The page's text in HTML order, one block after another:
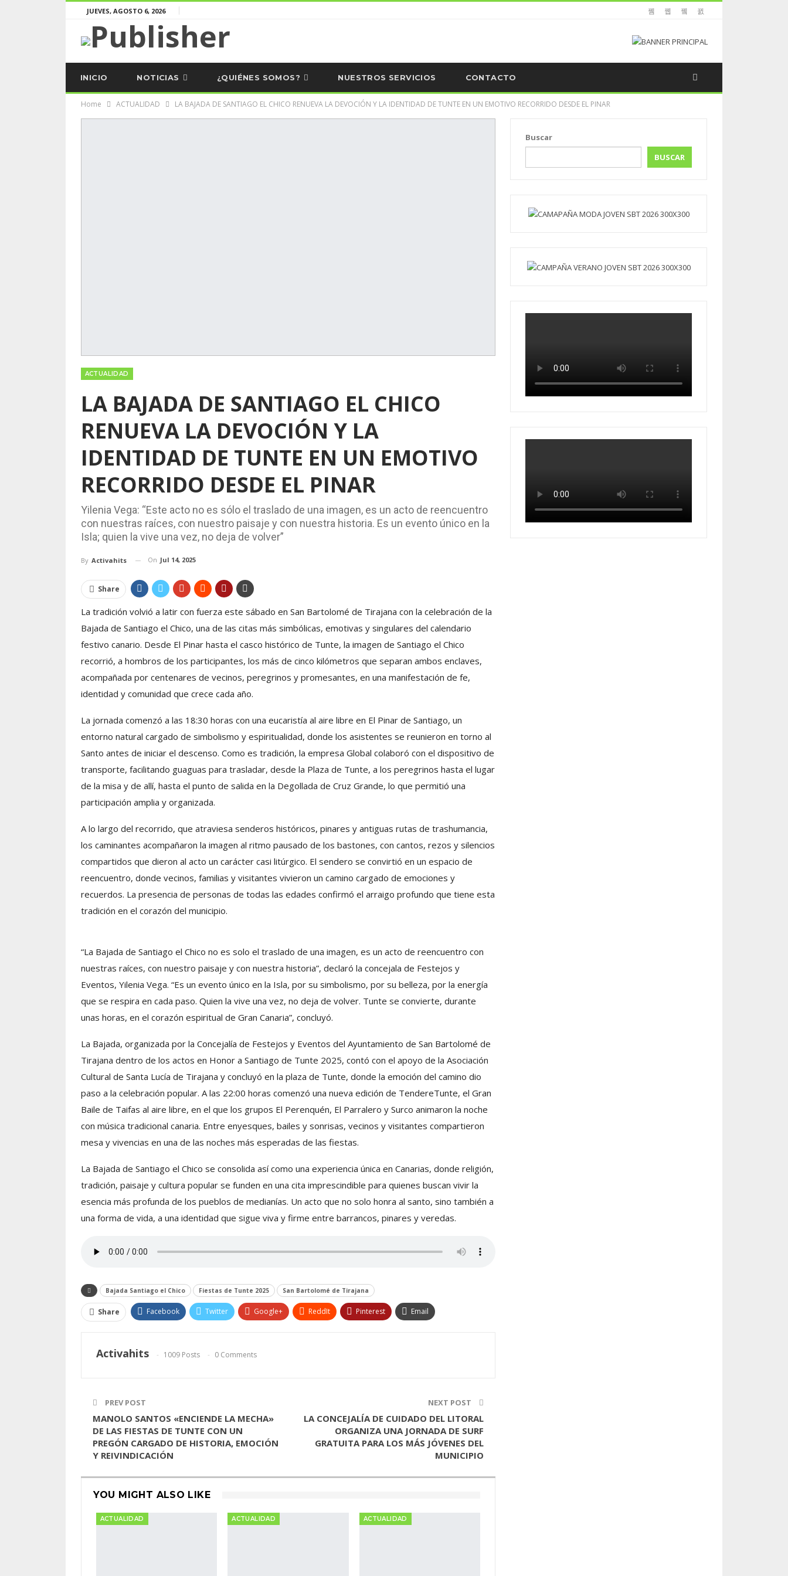
JUEVES, AGOSTO 6, 2026
INICIO NOTICIAS ¿QUIÉNES SOMOS? NUESTROS SERVICIOS CONTACTO
Home ACTUALIDAD LA BAJADA DE SANTIAGO EL CHICO RENUEVA LA DEVOCIÓN Y LA IDENTIDAD DE TUNTE EN UN EMOTIVO RECORRIDO DESDE EL PINAR
ACTUALIDAD
LA BAJADA DE SANTIAGO EL CHICO
RENUEVA LA DEVOCIÓN Y LA
IDENTIDAD DE TUNTE EN UN EMOTIVO
RECORRIDO DESDE EL PINAR
Yilenia Vega: “Este acto no es sólo el traslado de una imagen, es un acto de reencuentro
con nuestras raíces, con nuestro paisaje y con nuestra historia. Es un evento único en la
Isla; quien la vive una vez, no deja de volver”
By Activahits On Jul 14, 2025
Share
La tradición volvió a latir con fuerza este sábado en San Bartolomé de Tirajana con la celebración de la
Bajada de Santiago el Chico, una de las citas más simbólicas, emotivas y singulares del calendario
festivo canario. Desde El Pinar hasta el casco histórico de Tunte, la imagen de Santiago el Chico
recorrió, a hombros de los participantes, los más de cinco kilómetros que separan ambos enclaves,
acompañada por centenares de vecinos, peregrinos y promesantes, en una manifestación de fe,
identidad y comunidad que crece cada año.
La jornada comenzó a las 18:30 horas con una eucaristía al aire libre en El Pinar de Santiago, un
entorno natural cargado de simbolismo y espiritualidad, donde los asistentes se reunieron en torno al
Santo antes de iniciar el descenso. Como es tradición, la empresa Global colaboró con el dispositivo de
transporte, facilitando guaguas para trasladar, desde la Plaza de Tunte, a los peregrinos hasta el lugar
de la misa y de allí, hasta el punto de salida en la Degollada de Cruz Grande, lo que permitió una
participación amplia y organizada.
A lo largo del recorrido, que atraviesa senderos históricos, pinares y antiguas rutas de trashumancia,
los caminantes acompañaron la imagen al ritmo pausado de los bastones, con cantos, rezos y silencios
compartidos que dieron al acto un carácter casi litúrgico. El sendero se convirtió en un espacio de
reencuentro, donde vecinos, familias y visitantes vivieron un camino cargado de emociones y
recuerdos. La presencia de personas de todas las edades confirmó el arraigo profundo que tiene esta
tradición en el corazón del municipio.
“La Bajada de Santiago el Chico no es solo el traslado de una imagen, es un acto de reencuentro con
nuestras raíces, con nuestro paisaje y con nuestra historia”, declaró la concejala de Festejos y
Eventos, Yilenia Vega. “Es un evento único en la Isla, por su simbolismo, por su belleza, por la energía
que se respira en cada paso. Quien la vive una vez, no deja de volver. Tunte se convierte, durante
unas horas, en el corazón espiritual de Gran Canaria”, concluyó.
La Bajada, organizada por la Concejalía de Festejos y Eventos del Ayuntamiento de San Bartolomé de
Tirajana dentro de los actos en Honor a Santiago de Tunte 2025, contó con el apoyo de la Asociación
Cultural de Santa Lucía de Tirajana y concluyó en la plaza de Tunte, donde la emoción del camino dio
paso a la celebración popular. A las 22:00 horas comenzó una nueva edición de TendereTunte, el Gran
Baile de Taifas al aire libre, en el que los grupos El Perenquén, El Parralero y Surco animaron la noche
con música tradicional canaria. Entre enyesques, bailes y sonrisas, vecinos y visitantes compartieron
mesa y vivencias en una de las noches más esperadas de las fiestas.
La Bajada de Santiago el Chico se consolida así como una experiencia única en Canarias, donde religión,
tradición, paisaje y cultura popular se funden en una cita imprescindible para quienes buscan vivir la
esencia más profunda de los pueblos de medianías. Un acto que no solo honra al santo, sino también a
una forma de vida, a una identidad que sigue viva y firme entre barrancos, pinares y veredas.
Bajada Santiago el Chico Fiestas de Tunte 2025 San Bartolomé de Tirajana
Share Facebook Twitter Google+ ReddIt Pinterest Email
Activahits 1009 Posts 0 Comments
PREV POST
MANOLO SANTOS «ENCIENDE LA MECHA»
DE LAS FIESTAS DE TUNTE CON UN
PREGÓN CARGADO DE HISTORIA, EMOCIÓN
Y REIVINDICACIÓN
NEXT POST
LA CONCEJALÍA DE CUIDADO DEL LITORAL
ORGANIZA UNA JORNADA DE SURF
GRATUITA PARA LOS MÁS JÓVENES DEL
MUNICIPIO
YOU MIGHT ALSO LIKE
ACTUALIDAD ACTUALIDAD ACTUALIDAD
Buscar
BUSCAR